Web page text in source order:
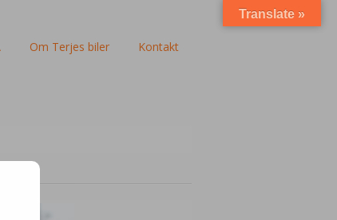
Om Terjes biler Kontakt
Translate »